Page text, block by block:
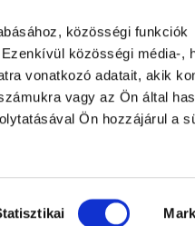
közösségi funkciók
közösségi média-,
vonatkozó adatait, akik
vagy az Ön által
Ön hozzájárul a
Hossz:
Nézettség:
Értékelés:
SZALONMANDULA COOL
BUILDER GEL-BŐL